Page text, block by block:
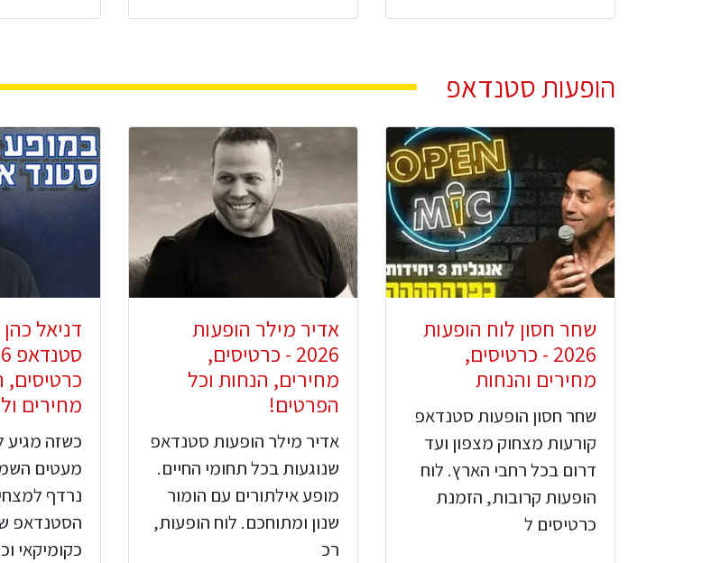
הופעות סטנדאפ
שחר חסון לוח הופעות
2026 - כרטיסים,
מחירים והנחות
שחר חסון הופעות סטנדאפ
קורעות מצחוק מצפון ועד
דרום בכל רחבי הארץ. לוח
הופעות קרובות, הזמנת
כרטיסים ל
אדיר מילר הופעות
2026 - כרטיסים,
מחירים, הנחות וכל
הפרטים!
אדיר מילר הופעות סטנדאפ
שנוגעות בכל תחומי החיים.
מופע אילתורים עם הומור
שנון ומתוחכם. לוח הופעות,
רכ
דניאל
כרטיסים,
מחירים
כשזה
מעטים
נרדף
הסטנדאפ
כקומיקאי